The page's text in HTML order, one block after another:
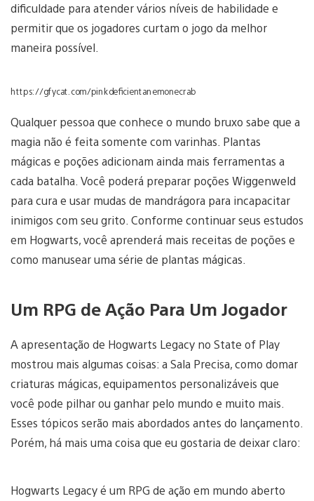
dificuldade para atender vários níveis de habilidade e
permitir que os jogadores curtam o jogo da melhor
maneira possível.
https://gfycat.com/pinkdeficientanemonecrab
Qualquer pessoa que conhece o mundo bruxo sabe que a
magia não é feita somente com varinhas. Plantas
mágicas e poções adicionam ainda mais ferramentas a
cada batalha. Você poderá preparar poções Wiggenweld
para cura e usar mudas de mandrágora para incapacitar
inimigos com seu grito. Conforme continuar seus estudos
em Hogwarts, você aprenderá mais receitas de poções e
como manusear uma série de plantas mágicas.
Um RPG de Ação Para Um Jogador
A apresentação de Hogwarts Legacy no State of Play
mostrou mais algumas coisas: a Sala Precisa, como domar
criaturas mágicas, equipamentos personalizáveis que
você pode pilhar ou ganhar pelo mundo e muito mais.
Esses tópicos serão mais abordados antes do lançamento.
Porém, há mais uma coisa que eu gostaria de deixar claro:
Hogwarts Legacy é um RPG de ação em mundo aberto